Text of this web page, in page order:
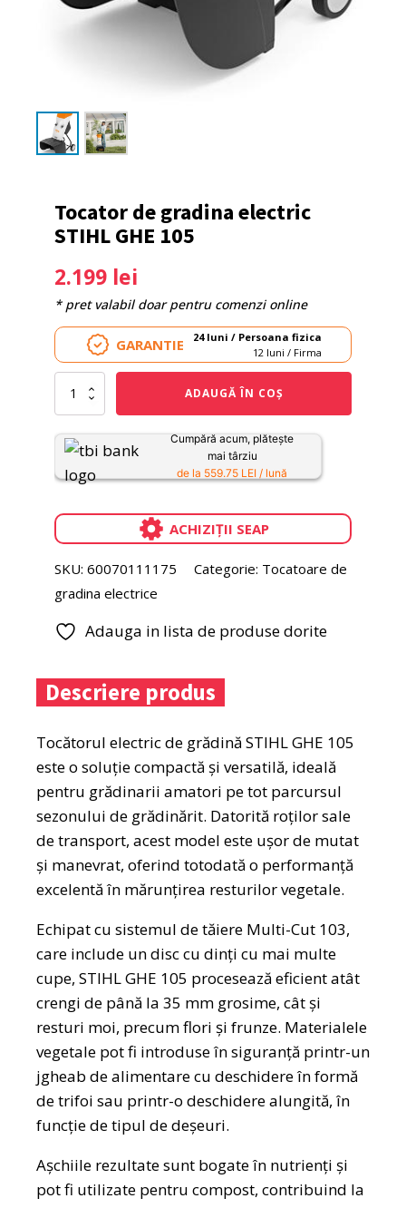
Tocator de gradina electric
STIHL GHE 105
2.199 lei
* pret valabil doar pentru comenzi online
GARANTIE
24 luni / Persoana fizica
12 luni / Firma
Cantitate
Tocator
gradina
electric
STIHL
ADAUGĂ ÎN COȘ
Cumpără acum, plătește
mai târziu
de la 559.75 LEI / lună
ACHIZIȚII SEAP
SKU: 60070111175 Categorie: Tocatoare de
gradina electrice
Adauga in lista de produse dorite
Descriere produs
Tocătorul electric de grădină STIHL GHE 105
este o soluție compactă și versatilă, ideală
pentru grădinarii amatori pe tot parcursul
sezonului de grădinărit. Datorită roților sale
de transport, acest model este ușor de mutat
și manevrat, oferind totodată o performanță
excelentă în mărunțirea resturilor vegetale.
Echipat cu sistemul de tăiere Multi-Cut 103,
care include un disc cu dinți cu mai multe
cupe, STIHL GHE 105 procesează eficient atât
crengi de până la 35 mm grosime, cât și
resturi moi, precum flori și frunze. Materialele
vegetale pot fi introduse în siguranță printr-un
jgheab de alimentare cu deschidere în formă
de trifoi sau printr-o deschidere alungită, în
funcție de tipul de deșeuri.
Așchiile rezultate sunt bogate în nutrienți și
pot fi utilizate pentru compost, contribuind la